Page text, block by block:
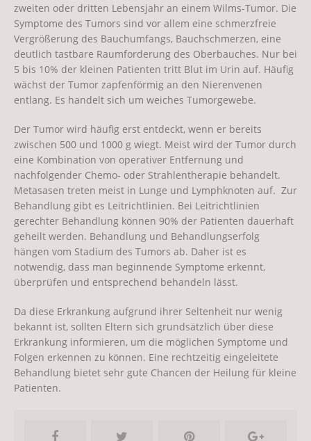
zweiten oder dritten Lebensjahr an einem Wilms-Tumor. Die
Symptome des Tumors sind vor allem eine schmerzfreie
Vergrößerung des Bauchumfangs, Bauchschmerzen, eine
deutlich tastbare Raumforderung des Oberbauches. Nur bei
5 bis 10% der kleinen Patienten tritt Blut im Urin auf. Häufig
wächst der Tumor zapfenförmig an den Nierenvenen
entlang. Es handelt sich um weiches Tumorgewebe.
Der Tumor wird häufig erst entdeckt, wenn er bereits
zwischen 500 und 1000 g wiegt. Meist wird der Tumor durch
eine Kombination von operativer Entfernung und
nachfolgender Chemo- oder Strahlentherapie behandelt.
Metasasen treten meist in Lunge und Lymphknoten auf. Zur
Behandlung gibt es Leitrichtlinien. Bei Leitrichtlinien
gerechter Behandlung können 90% der Patienten dauerhaft
geheilt werden. Behandlung und Behandlungserfolg
hängen vom Stadium des Tumors ab. Daher ist es
notwendig, dass man beginnende Symptome erkennt,
überprüfen und entsprechend behandeln lässt.
Da diese Erkrankung aufgrund ihrer Seltenheit nur wenig
bekannt ist, sollten Eltern sich grundsätzlich über diese
Erkrankung informieren, um die möglichen Symptome und
Folgen erkennen zu können. Eine rechtzeitig eingeleitete
Behandlung bietet sehr gute Chancen der Heilung für kleine
Patienten.